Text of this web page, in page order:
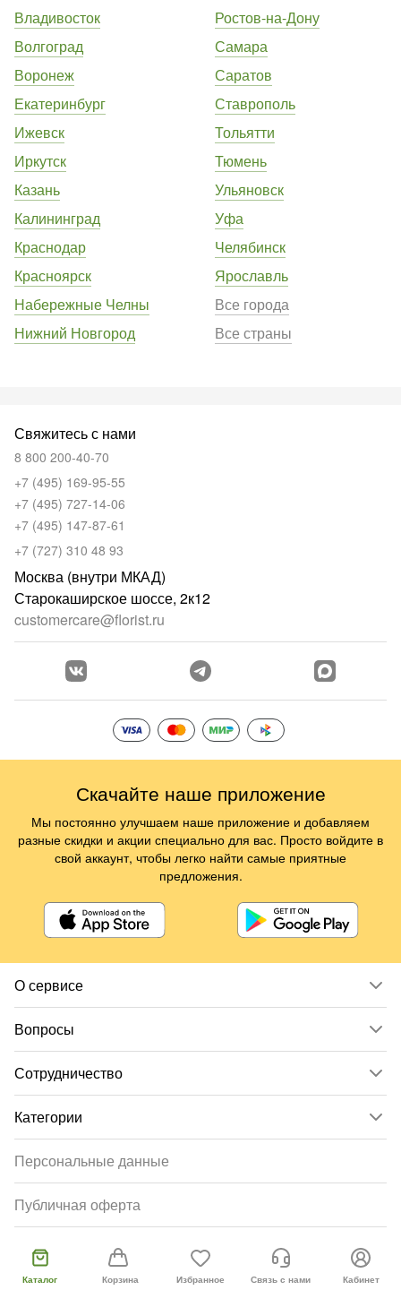
Владивосток
Волгоград
Воронеж
Екатеринбург
Ижевск
Иркутск
Казань
Калининград
Краснодар
Красноярск
Набережные Челны
Нижний Новгород
Ростов-на-Дону
Самара
Саратов
Ставрополь
Тольятти
Тюмень
Ульяновск
Уфа
Челябинск
Ярославль
Все города
Все страны
О сервисе
Вопросы
Сотрудничество
Категории
Свяжитесь с нами
8 800 200-40-70
+7 (495) 169-95-55
+7 (495) 727-14-06
+7 (495) 147-87-61
+7 (727) 310 48 93
Москва (внутри МКАД)
Старокаширское шоссе, 2к12
customercare@florist.ru
Персональные данные
Публичная оферта
Согласие пользователя
Скачайте наше приложение
Мы постоянно улучшаем наше приложение и добавляем
разные скидки и акции специально для вас. Просто войдите в
свой аккаунт, чтобы легко найти самые приятные
предложения.
Каталог Корзина Избранное Связь с нами Кабинет